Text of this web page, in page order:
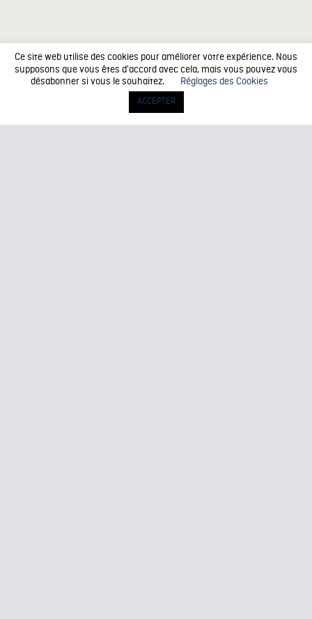
Ce site web utilise des cookies pour améliorer votre expérience. Nous
supposons que vous êtes d'accord avec cela, mais vous pouvez vous
désabonner si vous le souhaitez.
Réglages des Cookies
ACCEPTER